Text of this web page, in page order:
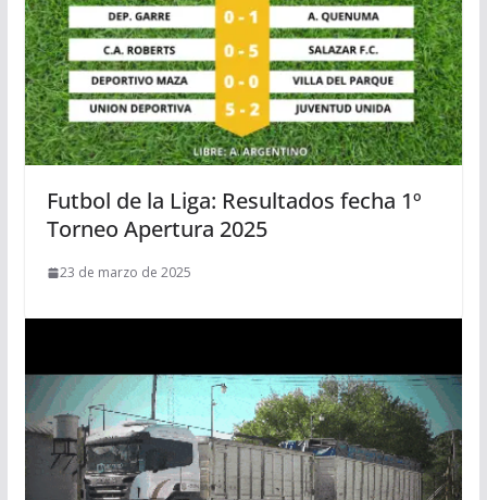
Futbol de la Liga: Resultados fecha 1º
Torneo Apertura 2025
23 de marzo de 2025